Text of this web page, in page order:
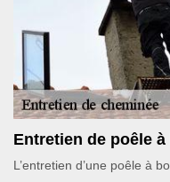
Entretien de poêle
L’entretien d’une poêle à